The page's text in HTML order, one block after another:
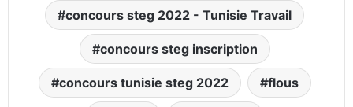
concours steg 2022 - Tunisie Travail
concours steg inscription
concours tunisie steg 2022 flous